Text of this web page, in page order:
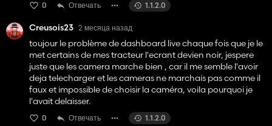
0 Отвечать 1.1.2.0
Creusois23 2 месяца назад
toujour le problème de dashboard live chaque fois que je le
met certains de mes tracteur l'ecrant devien noir, jespere
juste que les camera marche bien , car il me semble l'avoir
deja telecharger et les cameras ne marchais pas comme il
faux et impossible de choisir la caméra, voila pourquoi je
l'avait delaisser.
0 Отвечать 1.1.2.0